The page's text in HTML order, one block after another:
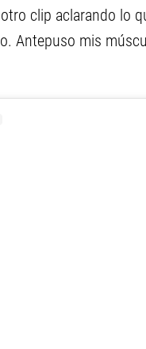
clip aclarando lo
Antepuso mis